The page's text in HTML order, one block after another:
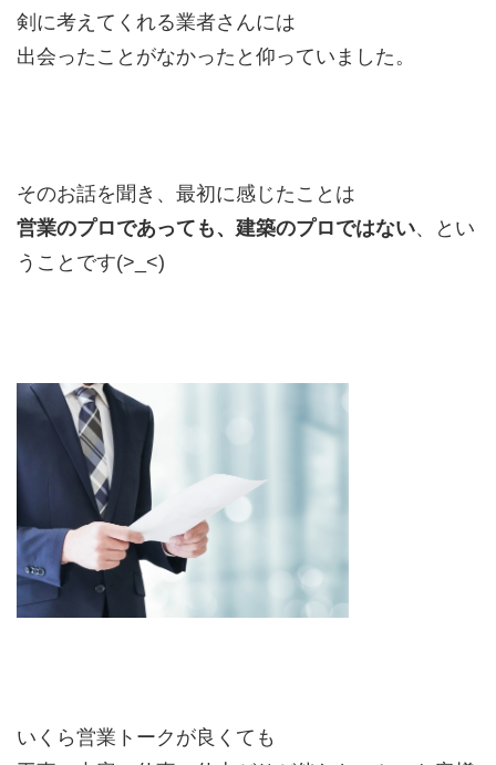
剣に考えてくれる業者さんには
出会ったことがなかったと仰っていました。
そのお話を聞き、最初に感じたことは
営業のプロであっても、建築のプロではない、とい
うことです(>_<)
いくら営業トークが良くても